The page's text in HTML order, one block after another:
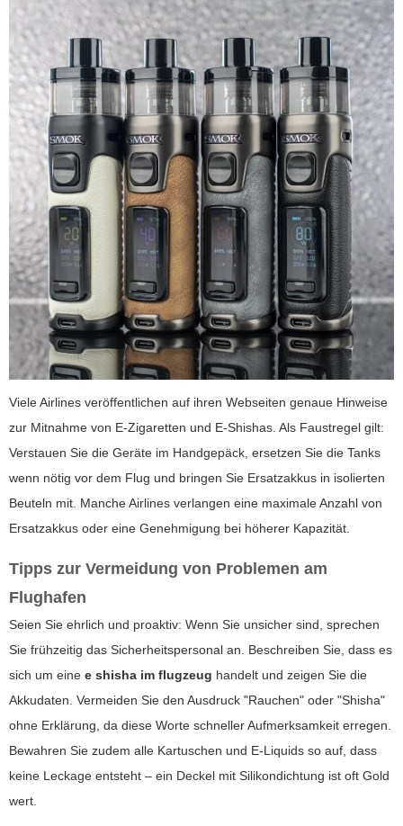
Viele Airlines veröffentlichen auf ihren Webseiten genaue Hinweise
zur Mitnahme von E-Zigaretten und E-Shishas. Als Faustregel gilt:
Verstauen Sie die Geräte im Handgepäck, ersetzen Sie die Tanks
wenn nötig vor dem Flug und bringen Sie Ersatzakkus in isolierten
Beuteln mit. Manche Airlines verlangen eine maximale Anzahl von
Ersatzakkus oder eine Genehmigung bei höherer Kapazität.
Tipps zur Vermeidung von Problemen am
Flughafen
Seien Sie ehrlich und proaktiv: Wenn Sie unsicher sind, sprechen
Sie frühzeitig das Sicherheitspersonal an. Beschreiben Sie, dass es
sich um eine e shisha im flugzeug handelt und zeigen Sie die
Akkudaten. Vermeiden Sie den Ausdruck "Rauchen" oder "Shisha"
ohne Erklärung, da diese Worte schneller Aufmerksamkeit erregen.
Bewahren Sie zudem alle Kartuschen und E-Liquids so auf, dass
keine Leckage entsteht – ein Deckel mit Silikondichtung ist oft Gold
wert.